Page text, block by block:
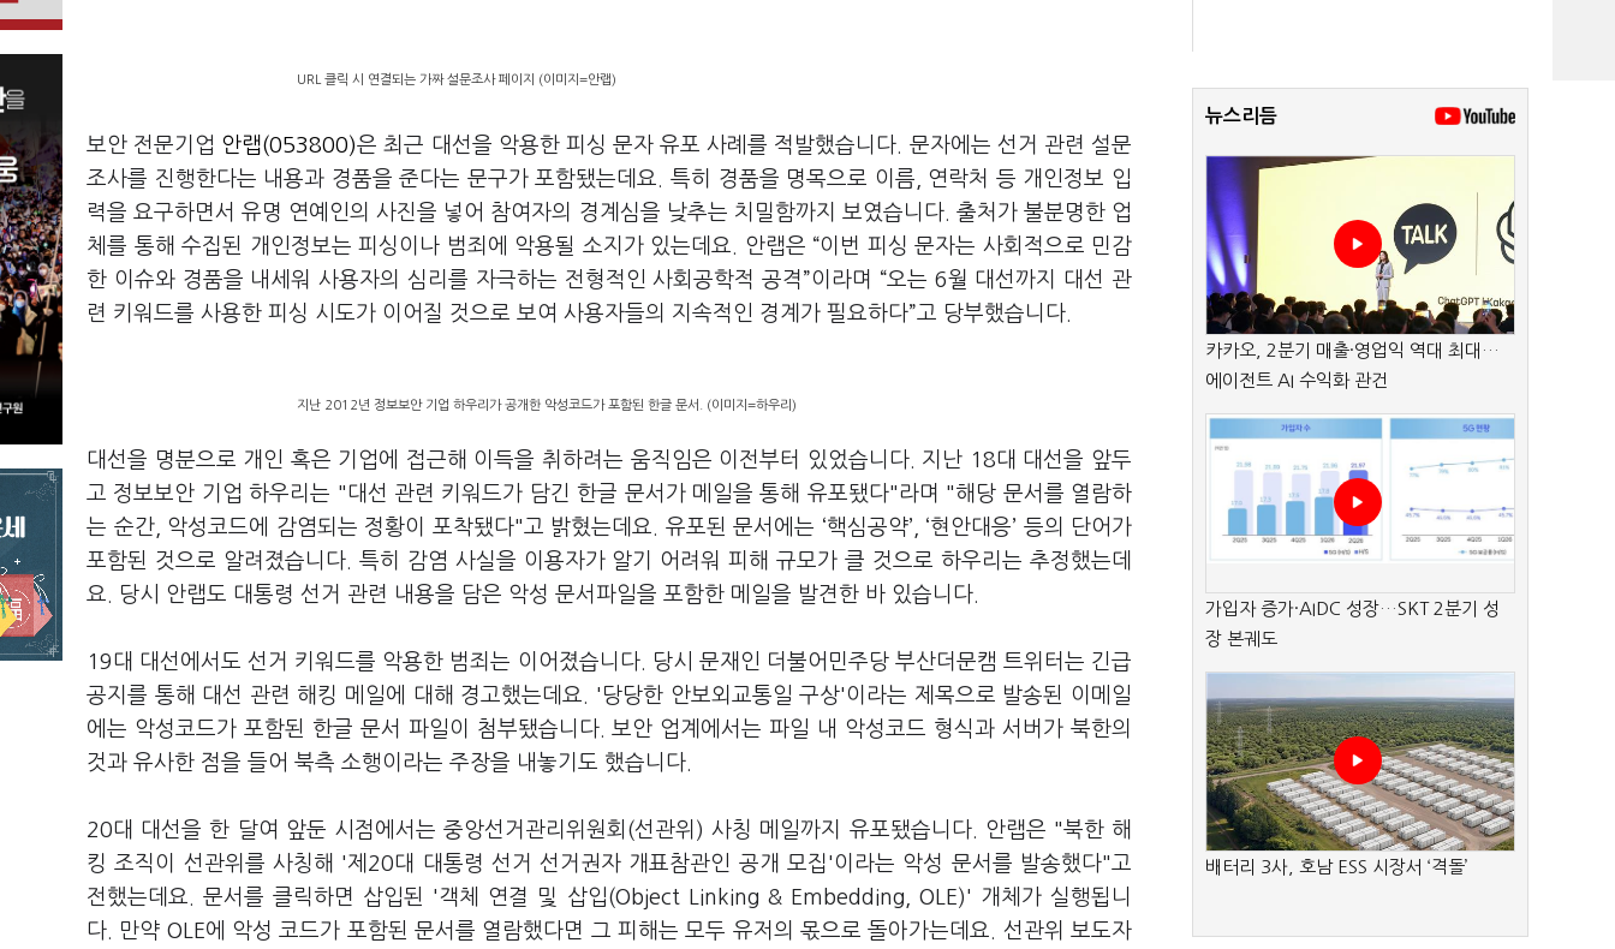
URL 클릭 시 연결되는 가짜 설문조사 페이지 (이미지=안랩)
보안 전문기업 안랩(053800)은 최근 대선을 악용한 피싱 문자 유포 사례를 적발했습니다. 문자에는 선거 관련 설문
조사를 진행한다는 내용과 경품을 준다는 문구가 포함됐는데요. 특히 경품을 명목으로 이름, 연락처 등 개인정보 입
력을 요구하면서 유명 연예인의 사진을 넣어 참여자의 경계심을 낮추는 치밀함까지 보였습니다. 출처가 불분명한 업
체를 통해 수집된 개인정보는 피싱이나 범죄에 악용될 소지가 있는데요. 안랩은 “이번 피싱 문자는 사회적으로 민감
한 이슈와 경품을 내세워 사용자의 심리를 자극하는 전형적인 사회공학적 공격”이라며 “오는 6월 대선까지 대선 관
련 키워드를 사용한 피싱 시도가 이어질 것으로 보여 사용자들의 지속적인 경계가 필요하다”고 당부했습니다.
지난 2012년 정보보안 기업 하우리가 공개한 악성코드가 포함된 한글 문서. (이미지=하우리)
대선을 명분으로 개인 혹은 기업에 접근해 이득을 취하려는 움직임은 이전부터 있었습니다. 지난 18대 대선을 앞두
고 정보보안 기업 하우리는 "대선 관련 키워드가 담긴 한글 문서가 메일을 통해 유포됐다"라며 "해당 문서를 열람하
는 순간, 악성코드에 감염되는 정황이 포착됐다"고 밝혔는데요. 유포된 문서에는 ‘핵심공약’, ‘현안대응’ 등의 단어가
포함된 것으로 알려졌습니다. 특히 감염 사실을 이용자가 알기 어려워 피해 규모가 클 것으로 하우리는 추정했는데
요. 당시 안랩도 대통령 선거 관련 내용을 담은 악성 문서파일을 포함한 메일을 발견한 바 있습니다.
19대 대선에서도 선거 키워드를 악용한 범죄는 이어졌습니다. 당시 문재인 더불어민주당 부산더문캠 트위터는 긴급
공지를 통해 대선 관련 해킹 메일에 대해 경고했는데요. '당당한 안보외교통일 구상'이라는 제목으로 발송된 이메일
에는 악성코드가 포함된 한글 문서 파일이 첨부됐습니다. 보안 업계에서는 파일 내 악성코드 형식과 서버가 북한의
것과 유사한 점을 들어 북측 소행이라는 주장을 내놓기도 했습니다.
20대 대선을 한 달여 앞둔 시점에서는 중앙선거관리위원회(선관위) 사칭 메일까지 유포됐습니다. 안랩은 "북한 해
킹 조직이 선관위를 사칭해 '제20대 대통령 선거 선거권자 개표참관인 공개 모집'이라는 악성 문서를 발송했다"고
전했는데요. 문서를 클릭하면 삽입된 '객체 연결 및 삽입(Object Linking & Embedding, OLE)' 개체가 실행됩니
다. 만약 OLE에 악성 코드가 포함된 문서를 열람했다면 그 피해는 모두 유저의 몫으로 돌아가는데요. 선관위 보도자
뉴스리듬
카카오, 2분기 매출·영업익 역대 최대…
에이전트 AI 수익화 관건
가입자 증가·AIDC 성장…SKT 2분기 성
장 본궤도
배터리 3사, 호남 ESS 시장서 ‘격돌’